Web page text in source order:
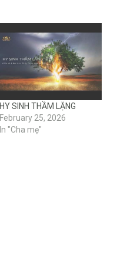
HY SINH THẦM LẶNG
February 25, 2026
In "Cha mẹ"